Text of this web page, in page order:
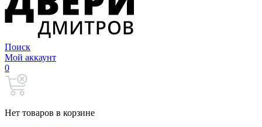
Поиск
Мой аккаунт
0
Нет товаров в корзине